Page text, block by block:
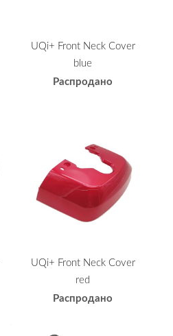
UQi+ Front Neck Cover
blue
Распродано
UQi+ Front Neck Cover
red
Распродано